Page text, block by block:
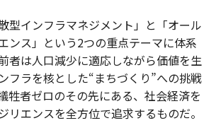
型インフラマネジメント」と「オール
ンス」という2つの重点テーマに体系
者は人口減少に適応しながら価値を生
フラを核とした“まちづくり”への挑戦
牲者ゼロのその先にある、社会経済を
リエンスを全方位で追求するものだ。